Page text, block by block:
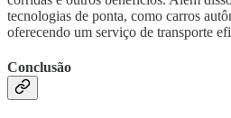
tecnologias de ponta, como carros
oferecendo um serviço de transporte
Conclusão